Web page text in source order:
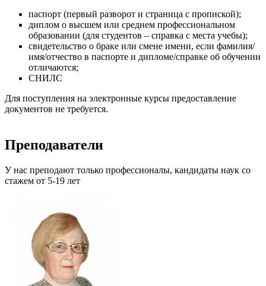
паспорт (первый разворот и страница с пропиской);
диплом о высшем или среднем профессиональном
образовании (для студентов – справка с места учебы);
свидетельство о браке или смене имени, если фамилия/
имя/отчество в паспорте и дипломе/справке об обучении
отличаются;
СНИЛС
Для поступления на электронные курсы предоставление
документов не требуется.
Преподаватели
У нас преподают только профессионалы, кандидаты наук со
стажем от 5-19 лет